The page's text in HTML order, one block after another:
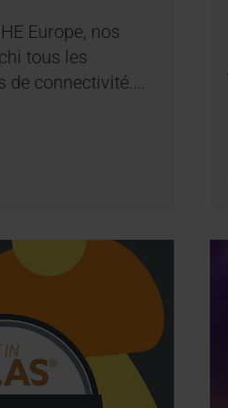
Europe, nos
tous les
de connectivité.…